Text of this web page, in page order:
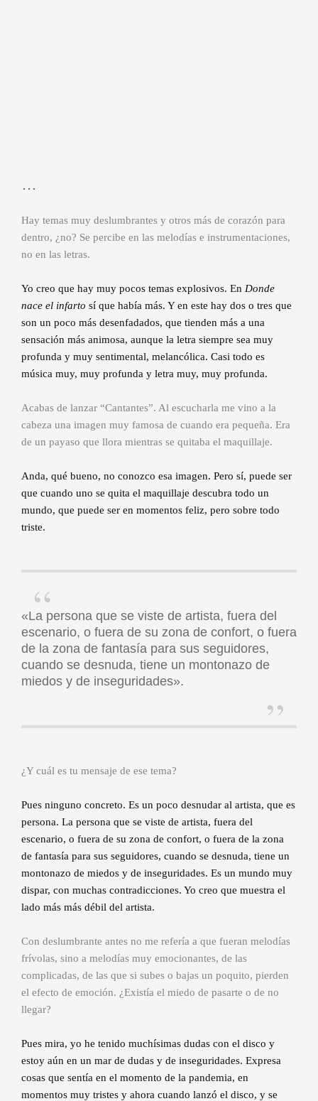
…
Hay temas muy deslumbrantes y otros más de corazón para
dentro, ¿no? Se percibe en las melodías e instrumentaciones,
no en las letras.
Yo creo que hay muy pocos temas explosivos. En Donde
nace el infarto sí que había más. Y en este hay dos o tres que
son un poco más desenfadados, que tienden más a una
sensación más animosa, aunque la letra siempre sea muy
profunda y muy sentimental, melancólica. Casi todo es
música muy, muy profunda y letra muy, muy profunda.
Acabas de lanzar “Cantantes”. Al escucharla me vino a la
cabeza una imagen muy famosa de cuando era pequeña. Era
de un payaso que llora mientras se quitaba el maquillaje.
Anda, qué bueno, no conozco esa imagen. Pero sí, puede ser
que cuando uno se quita el maquillaje descubra todo un
mundo, que puede ser en momentos feliz, pero sobre todo
triste.
«La persona que se viste de artista, fuera del
escenario, o fuera de su zona de confort, o fuera
de la zona de fantasía para sus seguidores,
cuando se desnuda, tiene un montonazo de
miedos y de inseguridades».
¿Y cuál es tu mensaje de ese tema?
Pues ninguno concreto. Es un poco desnudar al artista, que es
persona. La persona que se viste de artista, fuera del
escenario, o fuera de su zona de confort, o fuera de la zona
de fantasía para sus seguidores, cuando se desnuda, tiene un
montonazo de miedos y de inseguridades. Es un mundo muy
dispar, con muchas contradicciones. Yo creo que muestra el
lado más más débil del artista.
Con deslumbrante antes no me refería a que fueran melodías
frívolas, sino a melodías muy emocionantes, de las
complicadas, de las que si subes o bajas un poquito, pierden
el efecto de emoción. ¿Existía el miedo de pasarte o de no
llegar?
Pues mira, yo he tenido muchísimas dudas con el disco y
estoy aún en un mar de dudas y de inseguridades. Expresa
cosas que sentía en el momento de la pandemia, en
momentos muy tristes y ahora cuando lanzó el disco, y se